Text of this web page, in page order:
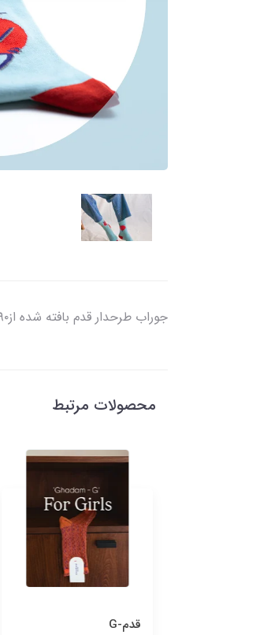
جوراب طرحدار قدم بافته شده از۹۰ درصد نخ پنبه . با آب ۳۰ درجه شستشو شود.
محصولات مرتبط
قدم-G